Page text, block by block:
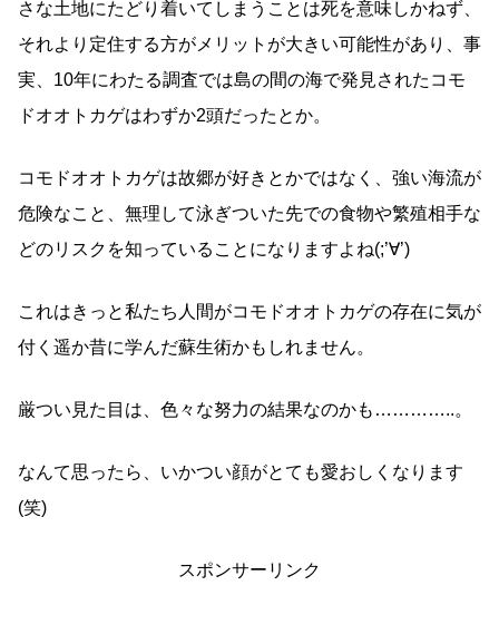
さな土地にたどり着いてしまうことは死を意味しかねず、
それより定住する方がメリットが大きい可能性があり、事
実、10年にわたる調査では島の間の海で発見されたコモ
ドオオトカゲはわずか2頭だったとか。
コモドオオトカゲは故郷が好きとかではなく、強い海流が
危険なこと、無理して泳ぎついた先での食物や繁殖相手な
どのリスクを知っていることになりますよね(;’∀’)
これはきっと私たち人間がコモドオオトカゲの存在に気が
付く遥か昔に学んだ蘇生術かもしれません。
厳つい見た目は、色々な努力の結果なのかも…………..。
なんて思ったら、いかつい顔がとても愛おしくなります
(笑)
スポンサーリンク